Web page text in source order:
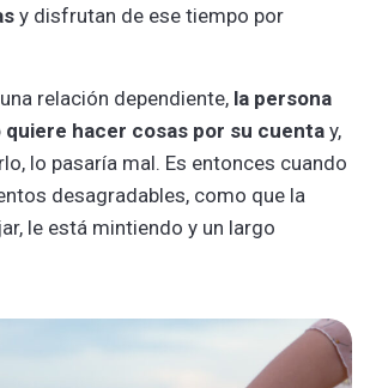
y disfrutan de ese tiempo por
relación dependiente, la persona
hacer cosas por su cuenta y,
lo pasaría mal. Es entonces cuando
desagradables, como que la
le está mintiendo y un largo